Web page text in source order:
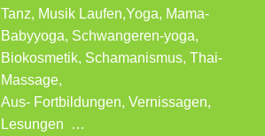
Tanz, Musik Laufen,Yoga, Mama-
Babyyoga, Schwangeren-yoga,
Biokosmetik, Schamanismus, Thai-
Massage,
Aus- Fortbildungen, Vernissagen,
Lesungen …